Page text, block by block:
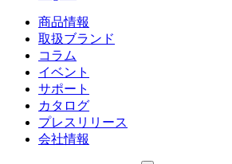
商品情報
取扱ブランド
コラム
イベント
サポート
カタログ
プレスリリース
会社情報